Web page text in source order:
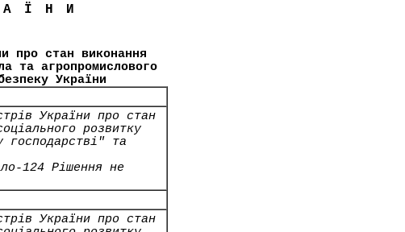
про стан виконання
та агропромислового
України
України про стан
розвитку
господарстві" та
124 Рішення не
України про стан